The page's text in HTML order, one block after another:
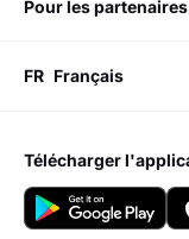
pour les partenaires